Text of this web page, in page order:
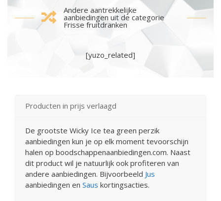
Andere aantrekkelijke
aanbiedingen uit de categorie
Frisse fruitdranken
[yuzo_related]
Producten in prijs verlaagd
De grootste Wicky Ice tea green perzik
aanbiedingen kun je op elk moment tevoorschijn
halen op boodschappenaanbiedingen.com. Naast
dit product wil je natuurlijk ook profiteren van
andere aanbiedingen. Bijvoorbeeld Jus
aanbiedingen en Saus kortingsacties.